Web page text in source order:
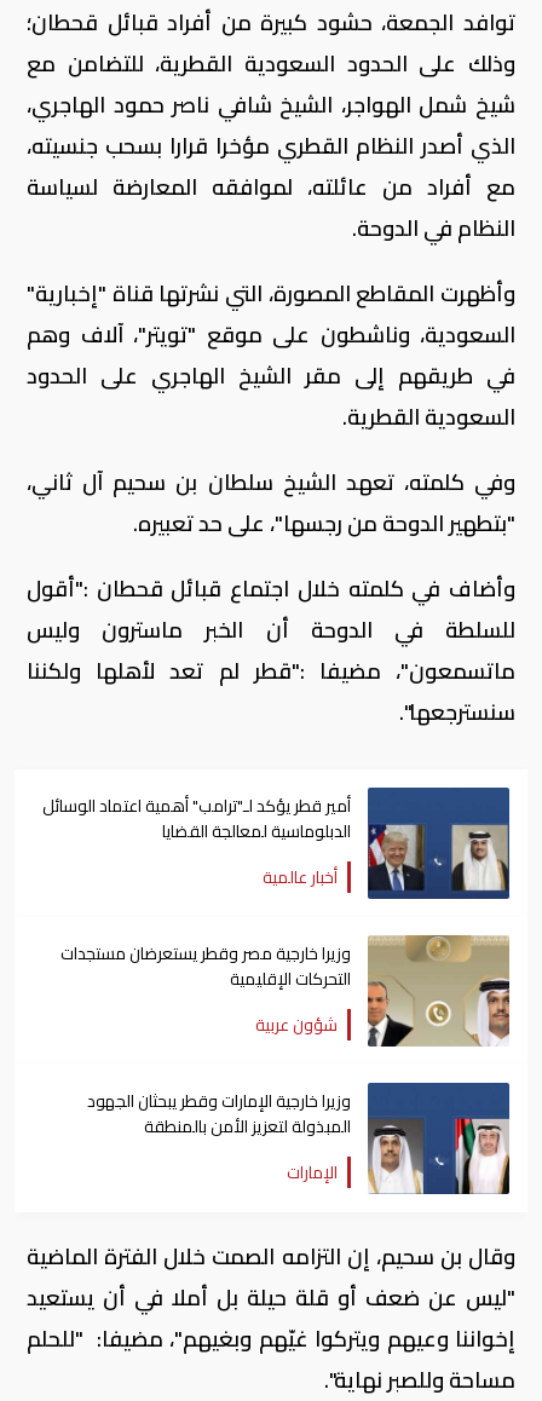
توافد الجمعة، حشود كبيرة من أفراد قبائل قحطان؛
وذلك على الحدود السعودية القطرية، للتضامن مع
شيخ شمل الهواجر، الشيخ شافي ناصر حمود الهاجري،
الذي أصدر النظام القطري مؤخرا قرارا بسحب جنسيته،
مع أفراد من عائلته، لموافقه المعارضة لسياسة
النظام في الدوحة.
وأظهرت المقاطع المصورة، التي نشرتها قناة "إخبارية"
السعودية، وناشطون على موقع "تويتر"، آلاف وهم
في طريقهم إلى مقر الشيخ الهاجري على الحدود
السعودية القطرية.
وفي كلمته، تعهد الشيخ سلطان بن سحيم آل ثاني،
"بتطهير الدوحة من رجسها"، على حد تعبيره.
وأضاف في كلمته خلال اجتماع قبائل قحطان :"أقول
للسلطة في الدوحة أن الخبر ماسترون وليس
ماتسمعون"، مضيفا :"قطر لم تعد لأهلها ولكننا
سنسترجعها".
أمير قطر يؤكد لـ"ترامب" أهمية اعتماد الوسائل
الدبلوماسية لمعالجة القضايا
أخبار عالمية
وزيرا خارجية مصر وقطر يستعرضان مستجدات
التحركات الإقليمية
شؤون عربية
وزيرا خارجية الإمارات وقطر يبحثان الجهود
المبذولة لتعزيز الأمن بالمنطقة
الإمارات
وقال بن سحيم، إن التزامه الصمت خلال الفترة الماضية
"ليس عن ضعف أو قلة حيلة بل أملا في أن يستعيد
إخواننا وعيهم ويتركوا غيّهم وبغيهم"، مضيفا: "للحلم
مساحة وللصبر نهاية".